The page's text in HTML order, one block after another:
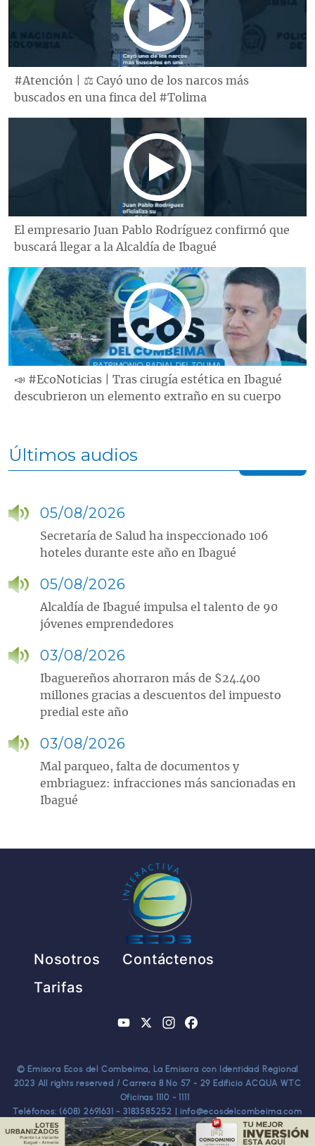
#Atención | ⚖️ Cayó uno de los narcos más
buscados en una finca del #Tolima
El empresario Juan Pablo Rodríguez confirmó que
buscará llegar a la Alcaldía de Ibagué
📣 #EcoNoticias | Tras cirugía estética en Ibagué
descubrieron un elemento extraño en su cuerpo
Últimos audios
05/08/2026
Secretaría de Salud ha inspeccionado 106
hoteles durante este año en Ibagué
05/08/2026
Alcaldía de Ibagué impulsa el talento de 90
jóvenes emprendedores
03/08/2026
Ibaguereños ahorraron más de $24.400
millones gracias a descuentos del impuesto
predial este año
03/08/2026
Mal parqueo, falta de documentos y
embriaguez: infracciones más sancionadas en
Ibagué
Pie de página
Nosotros
Contáctenos
Tarifas
YouTube
X Instagram
© Emisora Ecos del Combeima, La Emisora con Identidad Regional
2023 All rights reserved / Carrera 8 No 57 - 29 Edificio ACQUA WTC
Oficinas 1110 - 1111
Teléfonos: (608) 2691631 - 3183585252 | info@ecosdelcombeima.com
Ibagué - Tolima. TODOS LOS DERECHOS RESERVADOS